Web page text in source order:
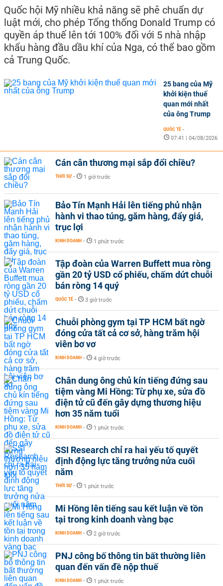
Quốc hội Mỹ nhiều khả năng sẽ phê chuẩn dự
luật mới, cho phép Tổng thống Donald Trump có
quyền áp thuế lên tới 100% đối với 5 nhà nhập
khẩu hàng đầu dầu khí của Nga, có thể bao gồm
cả Trung Quốc.
25 bang của Mỹ
khởi kiện thuế
quan mới nhất
của ông Trump
QUỐC TẾ -
07:41 | 04/08/2026
Cán cân thương mại sắp đổi chiều?
THỜI SỰ - 1 giờ trước
Bảo Tín Mạnh Hải lên tiếng phủ nhận
hành vi thao túng, găm hàng, đẩy giá,
trục lợi
KINH DOANH - 1 phút trước
Tập đoàn của Warren Buffett mua ròng
gần 20 tỷ USD cổ phiếu, chấm dứt chuỗi
bán ròng 14 quý
QUỐC TẾ - 3 giờ trước
Chuỗi phòng gym tại TP HCM bất ngờ
đóng cửa tất cả cơ sở, hàng trăm hội
viên bơ vơ
KINH DOANH - 4 giờ trước
Chân dung ông chủ kín tiếng đứng sau
tiệm vàng Mi Hồng: Từ phụ xe, sửa đồ
điện tử cũ đến gây dựng thương hiệu
hơn 35 năm tuổi
KINH DOANH - 1 phút trước
SSI Research chỉ ra hai yếu tố quyết
định động lực tăng trưởng nửa cuối
năm
THỜI SỰ - 1 phút trước
Mi Hồng lên tiếng sau kết luận về tồn
tại trong kinh doanh vàng bạc
KINH DOANH - 2 giờ trước
PNJ công bố thông tin bất thường liên
quan đến vấn đề nộp thuế
KINH DOANH - 1 phút trước